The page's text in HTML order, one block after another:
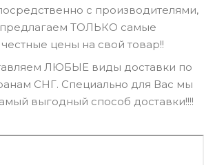
с производителями,
ТОЛЬКО самые
цены на свой товар!!
ЛЮБЫЕ виды доставки по
СНГ. Специально для Вас мы
выгодный способ доставки!!!!